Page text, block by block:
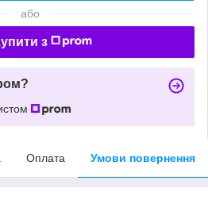
або
з
Оплата Умови повернення